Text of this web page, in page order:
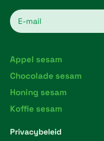
Email
Appel sesam
Chocolade sesam
Honing sesam
Koffie sesam
Privacybeleid